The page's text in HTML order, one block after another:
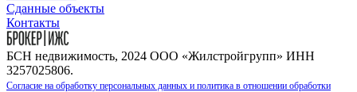
Сданные объекты
Контакты
БСН недвижимость, 2024 ООО «Жилстройгрупп» ИНН
3257025806.
Согласие на обработку персональных данных и политика в отношении обработки